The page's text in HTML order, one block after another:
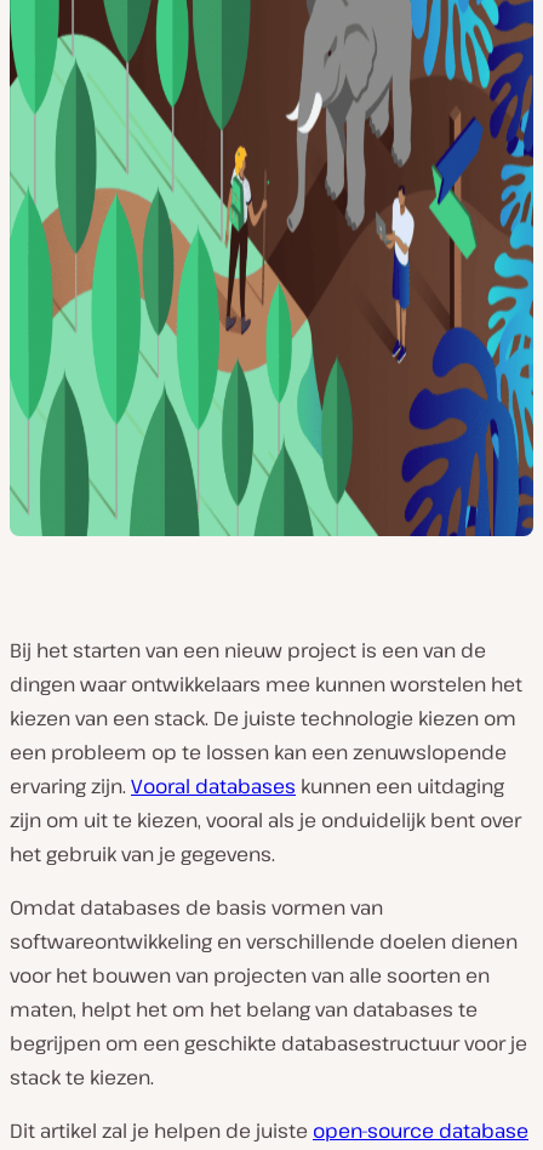
Bij het starten van een nieuw project is een van de
dingen waar ontwikkelaars mee kunnen worstelen het
kiezen van een stack. De juiste technologie kiezen om
een probleem op te lossen kan een zenuwslopende
ervaring zijn. Vooral databases kunnen een uitdaging
zijn om uit te kiezen, vooral als je onduidelijk bent over
het gebruik van je gegevens.
Omdat databases de basis vormen van
softwareontwikkeling en verschillende doelen dienen
voor het bouwen van projecten van alle soorten en
maten, helpt het om het belang van databases te
begrijpen om een geschikte databasestructuur voor je
stack te kiezen.
Dit artikel zal je helpen de juiste open-source database